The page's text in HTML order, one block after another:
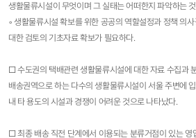
생활물류시설이 무엇이며 그 실태는 어떠한지 파악하는
◦ 생활물류시설 확보를 위한 공공의 역할설정과 정책 의
대한 검토의 기초자료 확보가 필요하다.
□ 수도권의 택배관련 생활물류시설에 대한 자료 수집과
배송권역으로 하는 다수의 생활물류시설이 서울 주변에
내 타 용도의 시설과 경쟁이 어려운 것으로 나타났다.
□ 최종 배송 직전 단계에서 이용되는 분류거점이 있는 영